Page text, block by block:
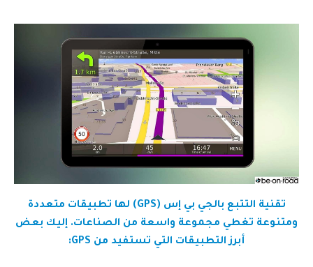
تقنية التتبع بالجي بي إس (GPS) لها تطبيقات متعددة
ومتنوعة تغطي مجموعة واسعة من الصناعات. إليك بعض
أبرز التطبيقات التي تستفيد من GPS: